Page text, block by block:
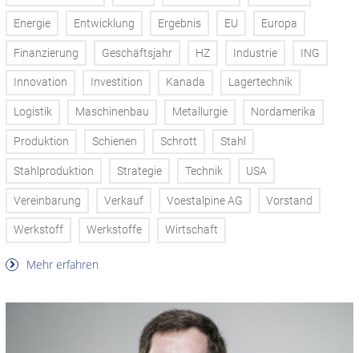
Energie Entwicklung Ergebnis EU Europa
Finanzierung Geschäftsjahr HZ Industrie ING
Innovation Investition Kanada Lagertechnik
Logistik Maschinenbau Metallurgie Nordamerika
Produktion Schienen Schrott Stahl
Stahlproduktion Strategie Technik USA
Vereinbarung Verkauf Voestalpine AG Vorstand
Werkstoff Werkstoffe Wirtschaft
Mehr erfahren